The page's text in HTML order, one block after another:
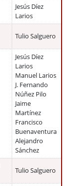
Jesús Díez
Larios
Tulio Salguero
Jesús Díez
Larios
Manuel Larios
J. Fernando
Núñez Pilo
Jaime
Martínez
Francisco
Buenaventura
Alejandro
Sánchez
Tulio Salguero